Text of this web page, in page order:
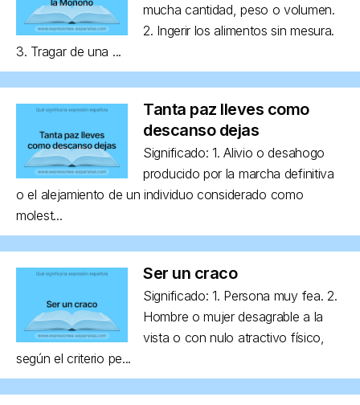
mucha cantidad, peso o volumen.
2. Ingerir los alimentos sin mesura.
3. Tragar de una ...
Tanta paz lleves como
descanso dejas
Significado: 1. Alivio o desahogo
producido por la marcha definitiva
o el alejamiento de un individuo considerado como
molest...
Ser un craco
Significado: 1. Persona muy fea. 2.
Hombre o mujer desagrable a la
vista o con nulo atractivo físico,
según el criterio pe...